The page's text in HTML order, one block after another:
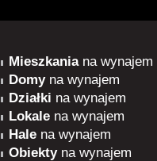
Mieszkaniana wynajem
Domyna wynajem
Działki na wynajem
Lokale na wynajem
Hale na wynajem
Obiektyna wynajem